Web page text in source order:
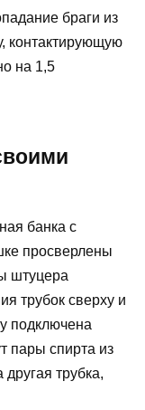
браги из
контактирующую
на 1,5
банка с
просверлены
штуцера
трубок сверху и
подключена
пары спирта из
трубка,